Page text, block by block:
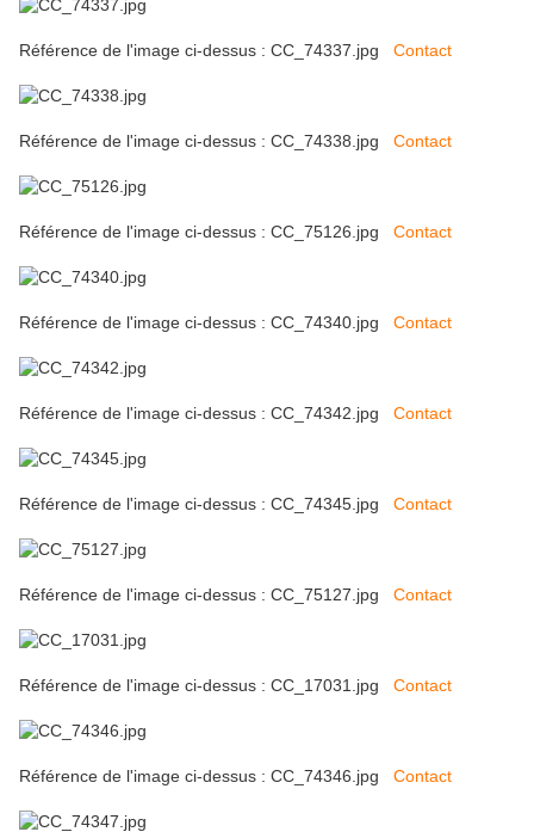
Référence de l'image ci-dessus : CC_74337.jpg Contact
Référence de l'image ci-dessus : CC_74338.jpg Contact
Référence de l'image ci-dessus : CC_75126.jpg Contact
Référence de l'image ci-dessus : CC_74340.jpg Contact
Référence de l'image ci-dessus : CC_74342.jpg Contact
Référence de l'image ci-dessus : CC_74345.jpg Contact
Référence de l'image ci-dessus : CC_75127.jpg Contact
Référence de l'image ci-dessus : CC_17031.jpg Contact
Référence de l'image ci-dessus : CC_74346.jpg Contact